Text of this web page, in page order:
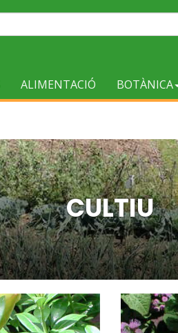
ALIMENTACIÓ BOTÀNICA
CULTIU